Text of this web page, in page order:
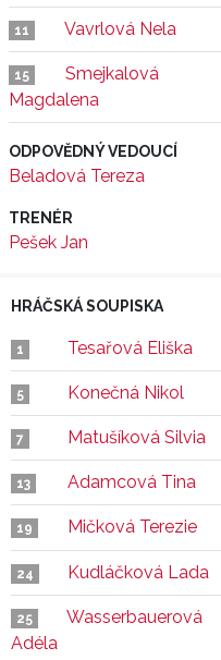
11 Vavrlová Nela
15
Smejkalová
Magdalena
ODPOVĚDNÝ VEDOUCÍ
Beladová Tereza
TRENÉR
Pešek Jan
HRÁČSKÁ SOUPISKA
1 Tesařová Eliška
5 Konečná Nikol
7 Matušíková Silvia
13 Adamcová Tina
19 Mičková Terezie
24 Kudláčková Lada
25
Wasserbauerová
Adéla